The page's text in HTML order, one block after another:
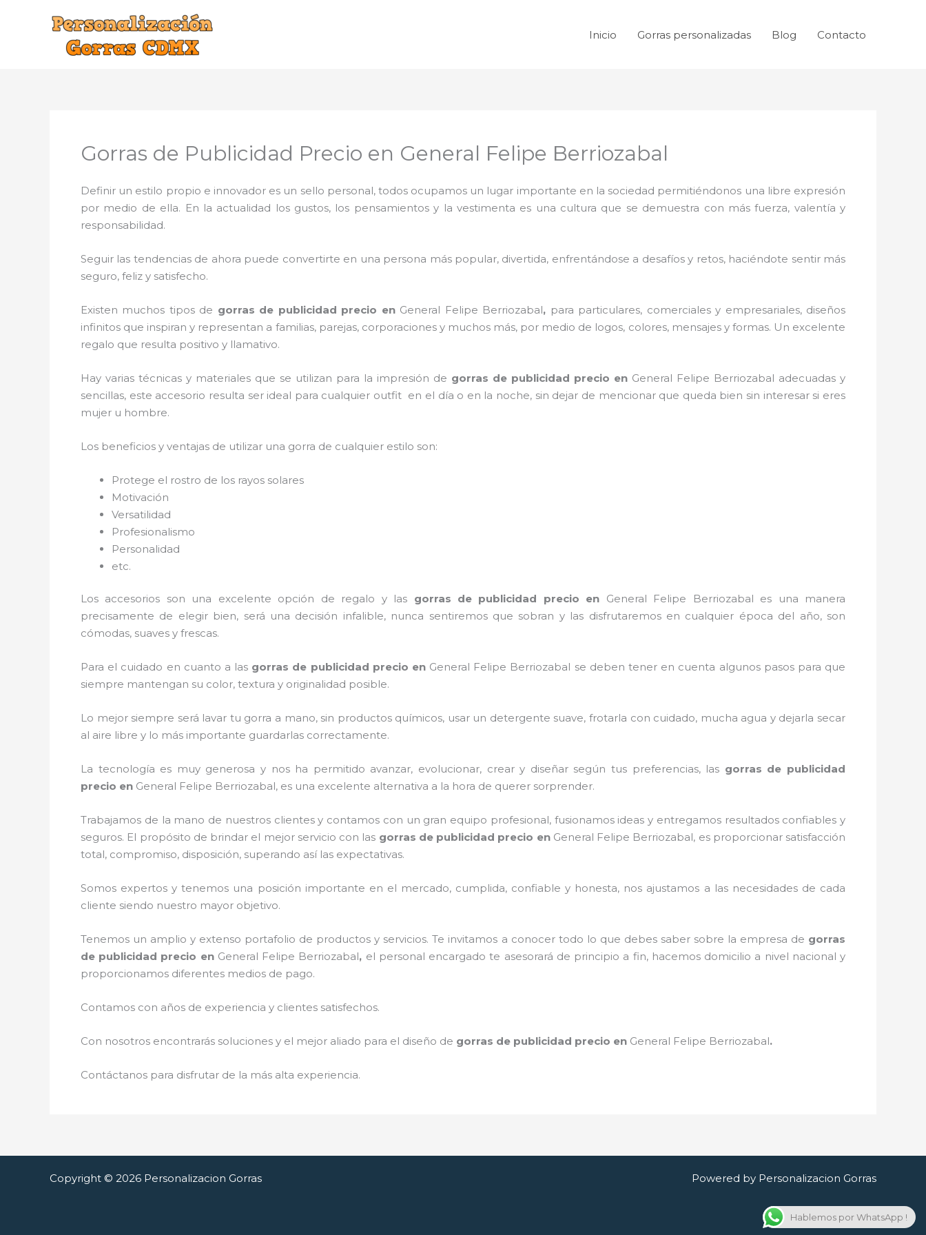
Inicio Gorras personalizadas Blog Contacto
Gorras de Publicidad Precio en General Felipe Berriozabal
Definir un estilo propio e innovador es un sello personal, todos ocupamos un lugar importante en la sociedad permitiéndonos una libre expresión
por medio de ella. En la actualidad los gustos, los pensamientos y la vestimenta es una cultura que se demuestra con más fuerza, valentía y
responsabilidad.
Seguir las tendencias de ahora puede convertirte en una persona más popular, divertida, enfrentándose a desafíos y retos, haciéndote sentir más
seguro, feliz y satisfecho.
Existen muchos tipos de gorras de publicidad precio en General Felipe Berriozabal, para particulares, comerciales y empresariales, diseños
infinitos que inspiran y representan a familias, parejas, corporaciones y muchos más, por medio de logos, colores, mensajes y formas. Un excelente
regalo que resulta positivo y llamativo.
Hay varias técnicas y materiales que se utilizan para la impresión de gorras de publicidad precio en General Felipe Berriozabal adecuadas y
sencillas, este accesorio resulta ser ideal para cualquier outfit en el día o en la noche, sin dejar de mencionar que queda bien sin interesar si eres
mujer u hombre.
Los beneficios y ventajas de utilizar una gorra de cualquier estilo son:
Protege el rostro de los rayos solares
Motivación
Versatilidad
Profesionalismo
Personalidad
etc.
Los accesorios son una excelente opción de regalo y las gorras de publicidad precio en General Felipe Berriozabal es una manera
precisamente de elegir bien, será una decisión infalible, nunca sentiremos que sobran y las disfrutaremos en cualquier época del año, son
cómodas, suaves y frescas.
Para el cuidado en cuanto a las gorras de publicidad precio en General Felipe Berriozabal se deben tener en cuenta algunos pasos para que
siempre mantengan su color, textura y originalidad posible.
Lo mejor siempre será lavar tu gorra a mano, sin productos químicos, usar un detergente suave, frotarla con cuidado, mucha agua y dejarla secar
al aire libre y lo más importante guardarlas correctamente.
La tecnología es muy generosa y nos ha permitido avanzar, evolucionar, crear y diseñar según tus preferencias, las gorras de publicidad
precio en General Felipe Berriozabal, es una excelente alternativa a la hora de querer sorprender.
Trabajamos de la mano de nuestros clientes y contamos con un gran equipo profesional, fusionamos ideas y entregamos resultados confiables y
seguros. El propósito de brindar el mejor servicio con las gorras de publicidad precio en General Felipe Berriozabal, es proporcionar satisfacción
total, compromiso, disposición, superando así las expectativas.
Somos expertos y tenemos una posición importante en el mercado, cumplida, confiable y honesta, nos ajustamos a las necesidades de cada
cliente siendo nuestro mayor objetivo.
Tenemos un amplio y extenso portafolio de productos y servicios. Te invitamos a conocer todo lo que debes saber sobre la empresa de gorras
de publicidad precio en General Felipe Berriozabal, el personal encargado te asesorará de principio a fin, hacemos domicilio a nivel nacional y
proporcionamos diferentes medios de pago.
Contamos con años de experiencia y clientes satisfechos.
Con nosotros encontrarás soluciones y el mejor aliado para el diseño de gorras de publicidad precio en General Felipe Berriozabal.
Contáctanos para disfrutar de la más alta experiencia.
Copyright © 2026 Personalizacion Gorras Powered by Personalizacion Gorras
Hablemos por WhatsApp !